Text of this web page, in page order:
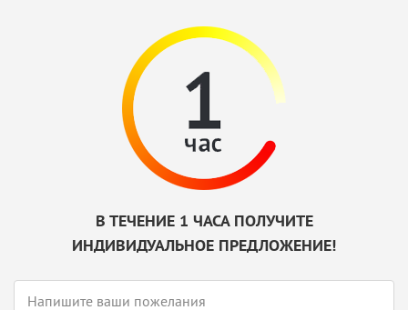
В ТЕЧЕНИЕ 1 ЧАСА ПОЛУЧИТЕ
ИНДИВИДУАЛЬНОЕ ПРЕДЛОЖЕНИЕ!